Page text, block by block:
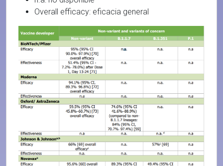
Overall efficacy: eficacia general